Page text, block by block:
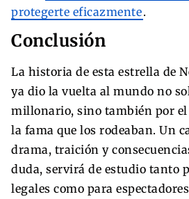
protegerte eficazmente.
Conclusión
La historia de esta estrella de
ya dio la vuelta al mundo no
millonario, sino también por
la fama que los rodeaban. Un
drama, traición y
duda, servirá de estudio tanto
legales como para